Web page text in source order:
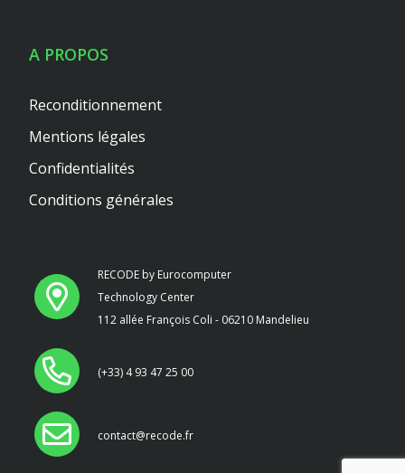
RECODE by Eurocomputer
Technology Center
112 allée François Coli - 06210 Mandelieu
(+33) 4 93 47 25 00
contact@recode.fr
A PROPOS
Reconditionnement
Mentions légales
Confidentialités
Conditions générales